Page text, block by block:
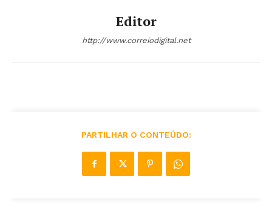
Editor
http://www.correiodigital.net
PARTILHAR O CONTEÚDO: